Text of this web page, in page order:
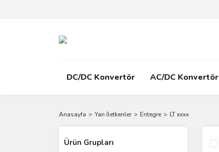
DC/DC Konvertör AC/DC Konvertör
Anasayfa Yarı İletkenler Entegre LT xxxx
Ürün Grupları